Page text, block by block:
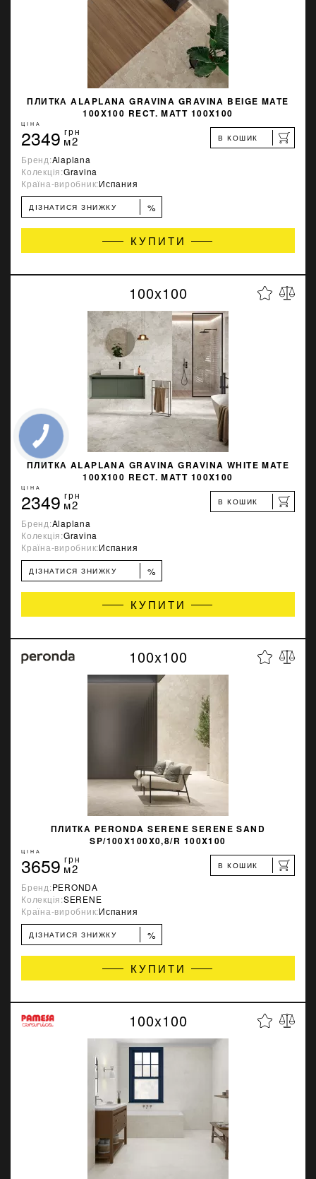
ПЛИТКА ALAPLANA GRAVINA GRAVINA BEIGE MATE
100X100 RECT. MATT 100X100
ЦІНА
2349 грн
м2 В КОШИК
Бренд:Alaplana
Колекція:Gravina
Країна-виробник:Испания
ДІЗНАТИСЯ ЗНИЖКУ %
КУПИТИ
100x100
ПЛИТКА ALAPLANA GRAVINA GRAVINA WHITE MATE
100X100 RECT. MATT 100X100
ЦІНА
2349 грн
м2 В КОШИК
Бренд:Alaplana
Колекція:Gravina
Країна-виробник:Испания
ДІЗНАТИСЯ ЗНИЖКУ %
КУПИТИ
100x100
ПЛИТКА PERONDA SERENE SERENE SAND
SP/100X100X0,8/R 100X100
ЦІНА
3659 грн
м2 В КОШИК
Бренд:PERONDA
Колекція:SERENE
Країна-виробник:Испания
ДІЗНАТИСЯ ЗНИЖКУ %
КУПИТИ
100x100